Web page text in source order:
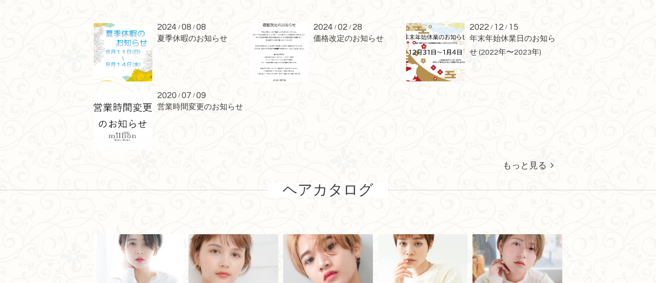
2024 / 08 / 08
夏季休暇のお知らせ
2024 / 02 / 28
価格改定のお知らせ
2022 / 12 / 15
年末年始休業日のお知ら
せ (2022年〜2023年)
2020 / 07 / 09
営業時間変更のお知らせ
もっと見る
ヘアカタログ